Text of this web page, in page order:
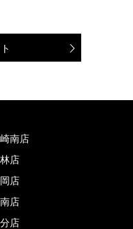
南店
店
店
店
店